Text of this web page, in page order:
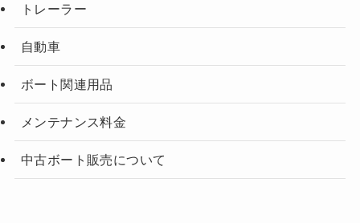
トレーラー
自動車
ボート関連用品
メンテナンス料金
中古ボート販売について